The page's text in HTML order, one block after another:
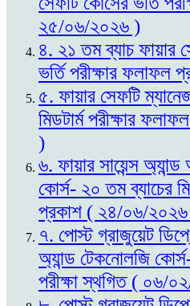
২৫/০৬/২০২৬ )
৪. ২১ তম ব্যাচ ফায়ার
ভর্তি পরীক্ষার
৫. ফায়ার সেফটি
মিডটার্ম পরীক্ষার
)
৬. ফায়ার সায়েন্স
কোর্স- ২০ তম ব্যাচের
প্রকাশ ( ২৪/০৬/
৭. পোস্ট গ্রাজুয়েট
অ্যান্ড টেকনোলজি
পরীক্ষা স্থগিত ( ০৬/